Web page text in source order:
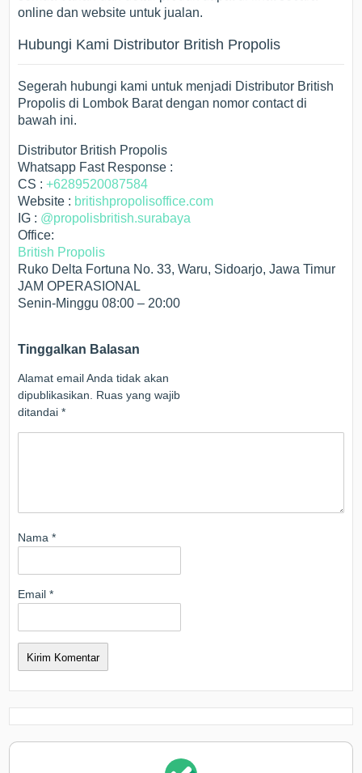
online dan website untuk jualan.
Hubungi Kami Distributor British Propolis
Segerah hubungi kami untuk menjadi Distributor British
Propolis di Lombok Barat dengan nomor contact di
bawah ini.
Distributor British Propolis
Whatsapp Fast Response :
CS :+6289520087584
Website : britishpropolisoffice.com
IG : @propolisbritish.surabaya
Office:
British Propolis
Ruko Delta Fortuna No. 33, Waru, Sidoarjo, Jawa Timur
JAM OPERASIONAL
Senin-Minggu 08:00 – 20:00
Tinggalkan Balasan
Alamat email Anda tidak akan
dipublikasikan.
Ruas yang wajib
ditandai*
Nama*
Email*